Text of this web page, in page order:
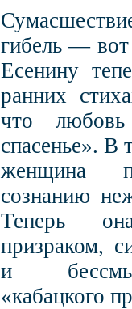
гибель — вот
Есенину
ранних
что
спасенье». В
женщина
сознанию
Теперь
призраком,
и
«кабацкого